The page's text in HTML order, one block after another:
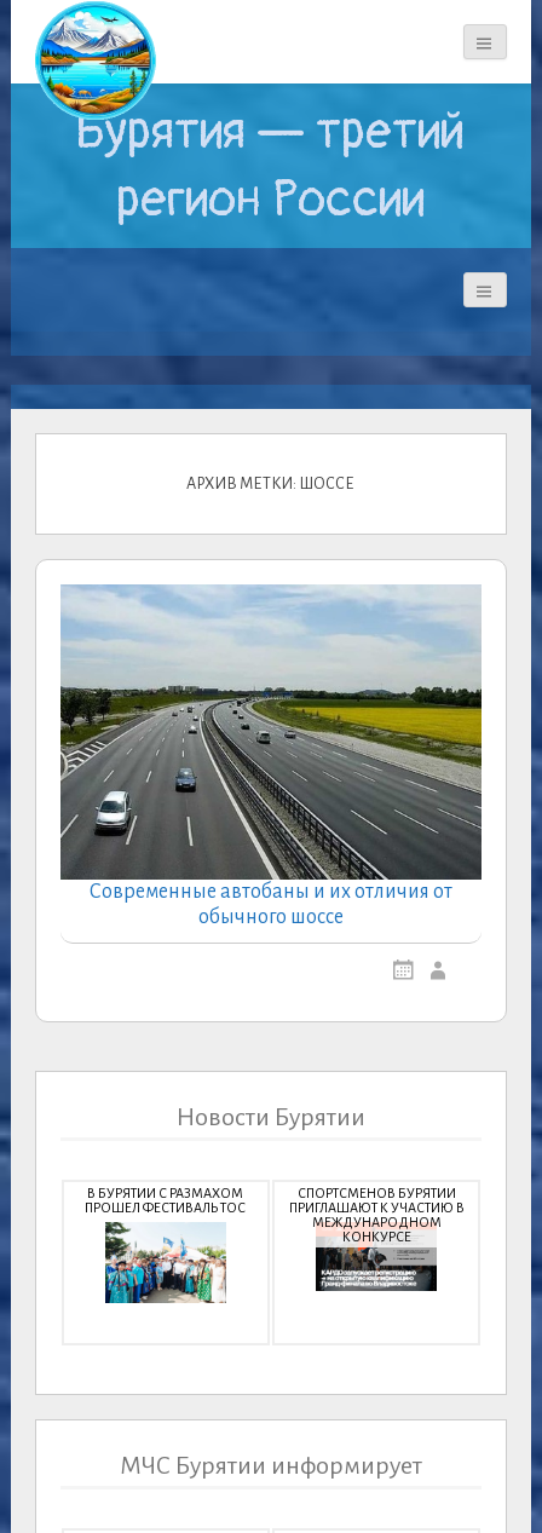
Бурятия — третий
регион России
АРХИВ МЕТКИ: ШОССЕ
Современные автобаны и их отличия от
обычного шоссе
Новости Бурятии
В БУРЯТИИ С РАЗМАХОМ
ПРОШЕЛ ФЕСТИВАЛЬ ТОС
СПОРТСМЕНОВ БУРЯТИИ
ПРИГЛАШАЮТ К УЧАСТИЮ В
МЕЖДУНАРОДНОМ
КОНКУРСЕ
МЧС Бурятии информирует